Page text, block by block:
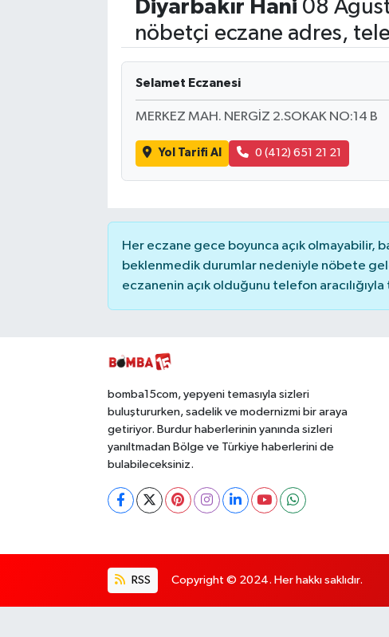
Diyarbakır Hani 08
nöbetçi eczane adres,
Selamet Eczanesi
MERKEZ MAH. NERGİZ 2.SOKAK NO:14 B
Yol Tarifi Al 0 (412) 651 21 21
Her eczane gece boyunca açık olmayabilir,
beklenmedik durumlar nedeniyle nöbete
eczanenin açık olduğunu telefon
bomba15com, yepyeni temasıyla sizleri
buluştururken, sadelik ve modernizmi bir araya
getiriyor. Burdur haberlerinin yanında sizleri
yanıltmadan Bölge ve Türkiye haberlerini de
bulabileceksiniz.
RSS Copyright © 2024. Her hakkı saklıdır.